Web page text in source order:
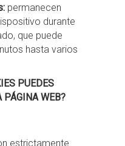
permanecen
durante
que puede
hasta varios
PUEDES
PÁGINA WEB?
estrictamente